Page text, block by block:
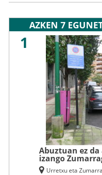
AZKEN 7
1
Abuztuan ez
izango
Urretxu eta